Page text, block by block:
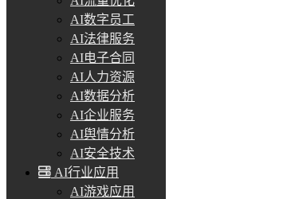
AI数字员工
AI法律服务
AI电子合同
AI人力资源
AI数据分析
AI企业服务
AI舆情分析
AI安全技术
AI行业应用
AI游戏应用